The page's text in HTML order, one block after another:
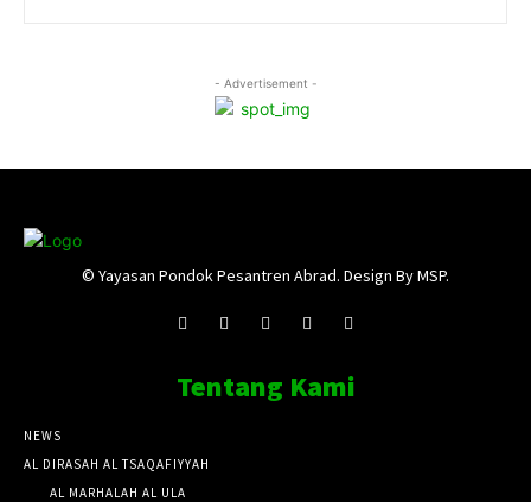
- Advertisement -
© Yayasan Pondok Pesantren Abrad. Design By MSP.
Tentang Kami
NEWS
AL DIRASAH AL TSAQAFIYYAH
AL MARHALAH AL ULA